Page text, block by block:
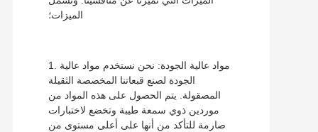
الميزات؛
1. مواد عالية الجودة: نحن نستخدم مواد عالية
الجودة لصنع قبعاتنا المخصصة الثقيلة
المصقولة. يتم الحصول على هذه المواد من
موردين ذوي سمعة طيبة وتخضع لاختبارات
صارمة للتأكد من أنها على أعلى مستوى من